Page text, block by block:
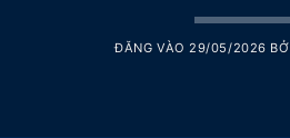
ĐĂNG VÀO29/05/2026